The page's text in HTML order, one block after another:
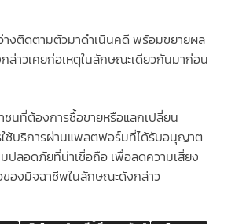
างติดตามตัวมาดำเนินคดี พร้อมขยายผล
ล่าวเคยก่อเหตุในลักษณะเดียวกันมาก่อน
ชนที่ต้องการซื้อขายหรือแลกเปลี่ยน
ช้บริการผ่านแพลตฟอร์มที่ได้รับอนุญาต
ปลอดภัยที่น่าเชื่อถือ เพื่อลดความเสี่ยง
ของมิจฉาชีพในลักษณะดังกล่าว